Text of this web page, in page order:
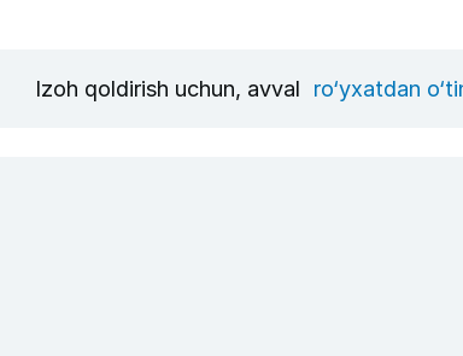
Izoh qoldirish uchun, avval ro‘yxatdan